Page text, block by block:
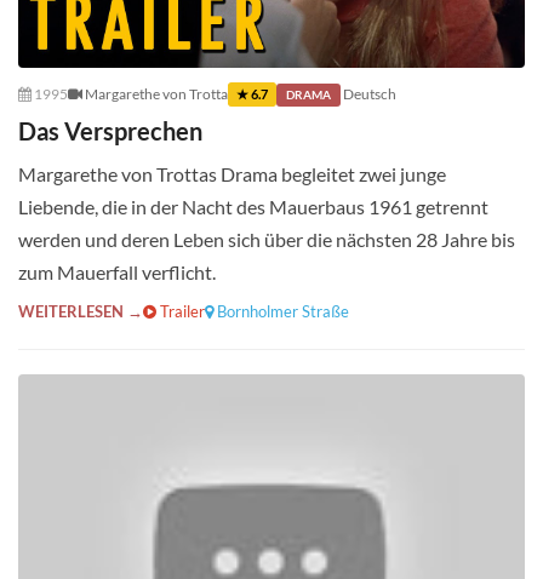
1995 Margarethe von Trotta ★ 6.7 DRAMA Deutsch
Das Versprechen
Margarethe von Trottas Drama begleitet zwei junge
Liebende, die in der Nacht des Mauerbaus 1961 getrennt
werden und deren Leben sich über die nächsten 28 Jahre bis
zum Mauerfall verflicht.
WEITERLESEN → Trailer Bornholmer Straße